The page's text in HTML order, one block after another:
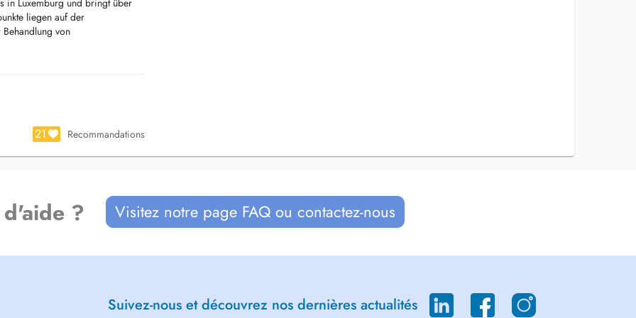
in Luxemburg und bringt über
liegen auf der
von
durch Probleme im
Zahnheilkunde für ein
und eine persönliche
Arent Zähne, Kiefer und
einzelnen Patienten
Wert auf Qualität, Erfahrung
21 Recommandations
? Visitez notre page FAQ ou contactez-nous
Suivez-nous et découvrez nos dernières actualités